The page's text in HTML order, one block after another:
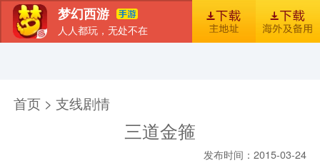
梦幻西游
人人都玩，无处不在
首页 > 支线剧情
三道金箍
发布时间：2015-03-24